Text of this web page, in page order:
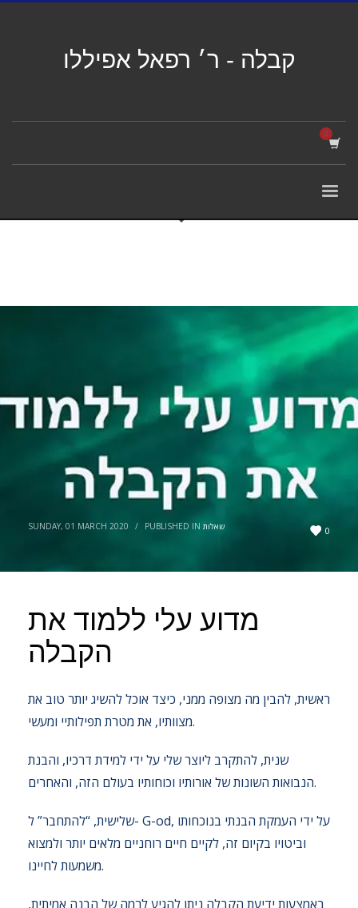
קבלה - ר׳ רפאל אפיללו
0
SUNDAY, 01 MARCH 2020 / PUBLISHED IN שאלות
מדוע עלי ללמוד את
הקבלה
ראשית, להבין מה מצופה ממני, כיצד אוכל להשיג יותר טוב את
מצוותיו, את מטרת תפילותיי ומעשי.
שנית, להתקרב ליוצר שלי על ידי למידת דרכיו, והבנת
הנבואות השונות של אורותיו וכוחותיו בעולם הזה, והאחרים.
שלישית, “להתחבר” ל- G-od, על ידי העמקת הבנתי בנוכחותו
וביטויו בקיום זה, לקיים חיים רוחניים מלאים יותר ולמצוא
משמעות לחיינו.
באמצעות ידיעת הקבלה ניתן להגיע לרמה של הבנה אמיתית,